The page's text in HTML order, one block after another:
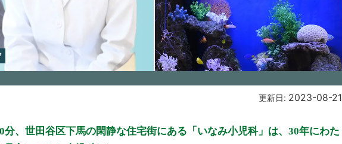
更新日: 2023-08-21
、世田谷区下馬の閑静な住宅街にある「いなみ小児科」は、30年にわた